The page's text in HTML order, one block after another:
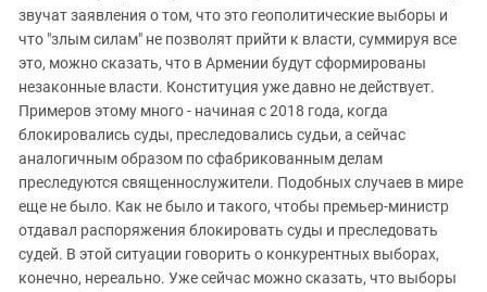
звучат заявления о том, что это геополитические выборы и
что "злым силам" не позволят прийти к власти, суммируя все
это, можно сказать, что в Армении будут сформированы
незаконные власти. Конституция уже давно не действует.
Примеров этому много - начиная с 2018 года, когда
блокировались суды, преследовались судьи, а сейчас
аналогичным образом по сфабрикованным делам
преследуются священнослужители. Подобных случаев в мире
еще не было. Как не было и такого, чтобы премьер-министр
отдавал распоряжения блокировать суды и преследовать
судей. В этой ситуации говорить о конкурентных выборах,
конечно, нереально. Уже сейчас можно сказать, что выборы